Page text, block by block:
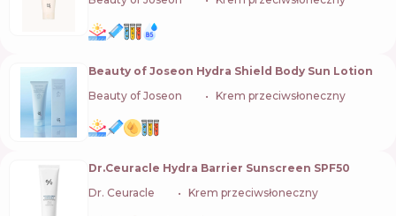
Beauty of Joseon Hydra Shield Body Sun Lotion
Beauty of Joseon
Krem przeciwsłoneczny
Dr.Ceuracle Hydra Barrier Sunscreen SPF50
Dr. Ceuracle
Krem przeciwsłoneczny